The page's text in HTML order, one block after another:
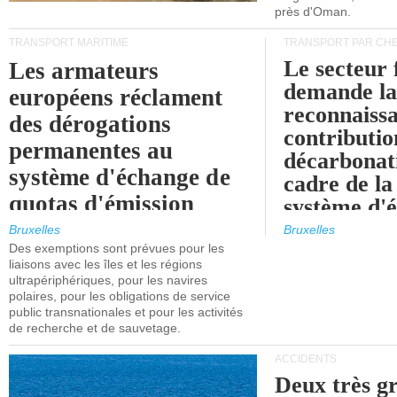
près d'Oman.
TRANSPORT MARITIME
Les armateurs
européens réclament
des dérogations
permanentes au
système d'échange de
quotas d'émission
maritimes de l'UE
après 2030.
Bruxelles
Des exemptions sont prévues pour les
liaisons avec les îles et les régions
ultrapériphériques, pour les navires
polaires, pour les obligations de service
public transnationales et pour les activités
de recherche et de sauvetage.
TRANSPORT PAR
Le
demande la
cadre de
système
quotas
Bruxelles
ACCIDENTS
Deux très